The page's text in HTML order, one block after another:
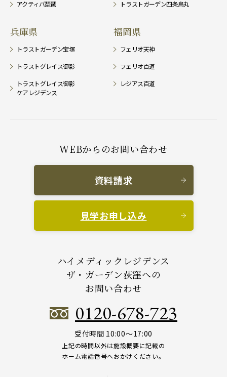
アクティバ琵琶 トラストガーデン四条烏丸
兵庫県
トラストガーデン宝塚
トラストグレイス御影
トラストグレイス御影
ケアレジデンス
福岡県
フェリオ天神
フェリオ百道
レジアス百道
ハイメディックレジデンス
ザ・ガーデン荻窪への
お問い合わせ
0120-678-723
受付時間 10:00～17:00
上記の時間以外は施設概要に記載の
ホーム電話番号へおかけください。
WEBからのお問い合わせ
資料請求
見学お申し込み